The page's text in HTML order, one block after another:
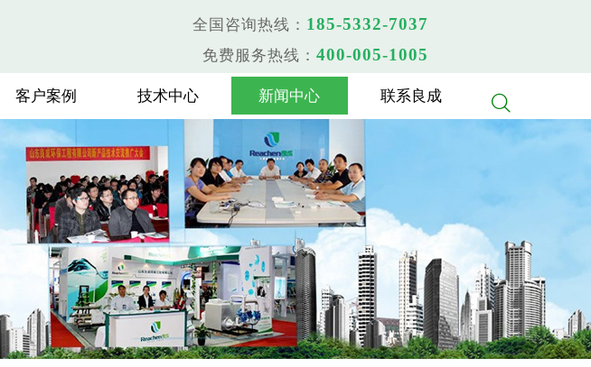
全国咨询热线： 185-5332-7037
免费服务热线： 400-005-1005
客户案例 技术中心 新闻中心 联系良成 